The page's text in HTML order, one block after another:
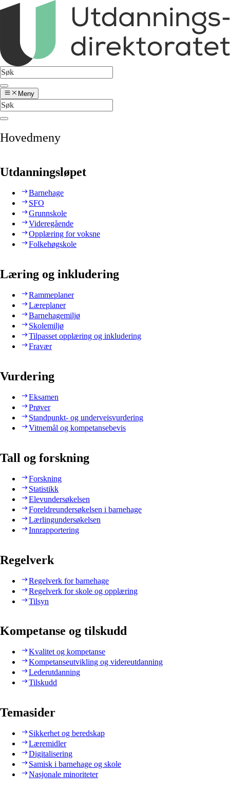
Meny
Hovedmeny
Utdanningsløpet
Barnehage
SFO
Grunnskole
Videregående
Opplæring for voksne
Folkehøgskole
Læring og inkludering
Rammeplaner
Læreplaner
Barnehagemiljø
Skolemiljø
Tilpasset opplæring og inkludering
Fravær
Vurdering
Eksamen
Prøver
Standpunkt- og underveisvurdering
Vitnemål og kompetansebevis
Tall og forskning
Forskning
Statistikk
Elevundersøkelsen
Foreldreundersøkelsen i barnehage
Lærlingundersøkelsen
Innrapportering
Regelverk
Regelverk for barnehage
Regelverk for skole og opplæring
Tilsyn
Kompetanse og tilskudd
Kvalitet og kompetanse
Kompetanseutvikling og videreutdanning
Lederutdanning
Tilskudd
Temasider
Sikkerhet og beredskap
Læremidler
Digitalisering
Samisk i barnehage og skole
Nasjonale minoriteter